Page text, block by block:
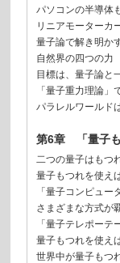
パソコンの半導体
リニアモーターカ
量子論で解き明か
自然界の四つの力
目標は、量子論と
「量子重力理論」
パラレルワールド
第6章 「量子
二つの量子はもつ
量子もつれを使え
「量子コンピュ
さまざまな方式が
「量子テレポーテ
量子もつれを使え
世界中が量子もつ